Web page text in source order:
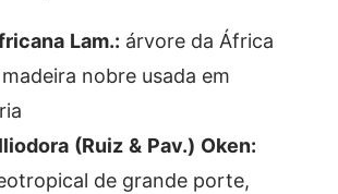
Lam.: árvore da África
nobre usada em
(Ruiz & Pav.) Oken:
de grande porte,